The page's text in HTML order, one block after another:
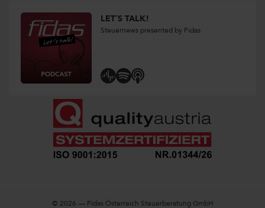
LET´S TALK!
Steuernews presented by Fidas
© 2026 — Fidas Österreich Steuerberatung GmbH